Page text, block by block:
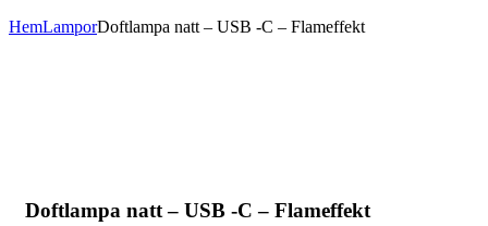
HemLamporDoftlampa natt – USB -C – Flameffekt
Doftlampa natt – USB -C – Flameffekt